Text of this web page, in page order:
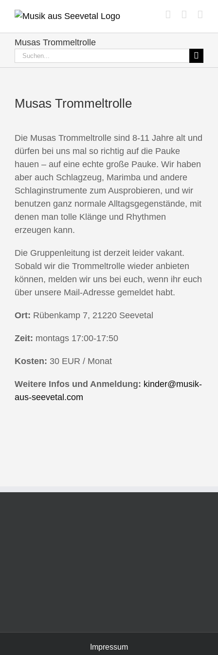
Inhalt
springen
Musas Trommeltrolle
Suche
nach:
Musas Trommeltrolle
Die Musas Trommeltrolle sind 8-11 Jahre alt und
dürfen bei uns mal so richtig auf die Pauke
hauen – auf eine echte große Pauke. Wir haben
aber auch Schlagzeug, Marimba und andere
Schlaginstrumente zum Ausprobieren, und wir
benutzen ganz normale Alltagsgegenstände, mit
denen man tolle Klänge und Rhythmen
erzeugen kann.
Die Gruppenleitung ist derzeit leider vakant.
Sobald wir die Trommeltrolle wieder anbieten
können, melden wir uns bei euch, wenn ihr euch
über unsere Mail-Adresse gemeldet habt.
Ort: Rübenkamp 7, 21220 Seevetal
Zeit: montags 17:00-17:50
Kosten: 30 EUR / Monat
Weitere Infos und Anmeldung: kinder@musik-
aus-seevetal.com
Impressum